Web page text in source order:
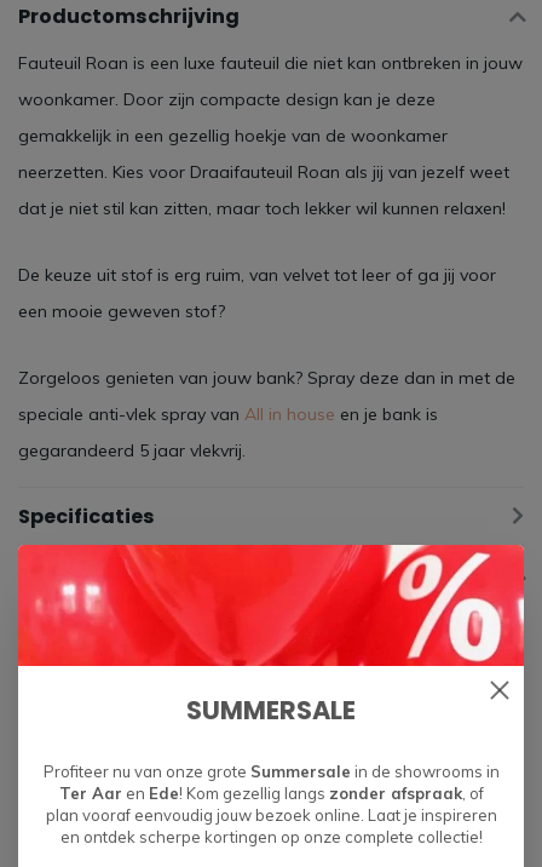
Productomschrijving
Fauteuil Roan is een luxe fauteuil die niet kan ontbreken in jouw
woonkamer. Door zijn compacte design kan je deze
gemakkelijk in een gezellig hoekje van de woonkamer
neerzetten. Kies voor Draaifauteuil Roan als jij van jezelf weet
dat je niet stil kan zitten, maar toch lekker wil kunnen relaxen!
De keuze uit stof is erg ruim, van velvet tot leer of ga jij voor
een mooie geweven stof?
Zorgeloos genieten van jouw bank? Spray deze dan in met de
speciale anti-vlek spray van All in house en je bank is
gegarandeerd 5 jaar vlekvrij.
Specificaties
Gerelateerde producten
Draaifauteuil Roan Fauteuil Roxy
SUMMERSALE
Profiteer nu van onze grote Summersale in de showrooms in
Ter Aar en Ede! Kom gezellig langs zonder afspraak, of
plan vooraf eenvoudig jouw bezoek online. Laat je inspireren
en ontdek scherpe kortingen op onze complete collectie!